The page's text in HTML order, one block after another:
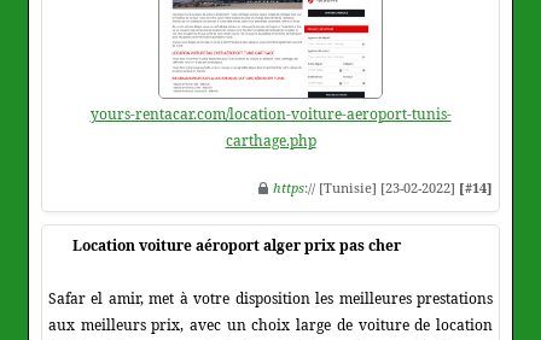
yours-rentacar.com/location-voiture-aeroport-tunis-
carthage.php
https:// [Tunisie] [23-02-2022] [#14]
Location voiture aéroport alger prix pas cher
Safar el amir, met à votre disposition les meilleures prestations
aux meilleurs prix, avec un choix large de voiture de location